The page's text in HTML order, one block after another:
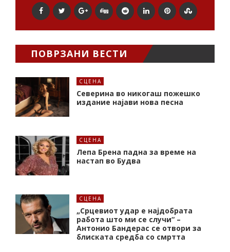
ПОВРЗАНИ ВЕСТИ
СЦЕНА
Северина во никогаш пожешко
издание најави нова песна
СЦЕНА
Лепа Брена падна за време на
настап во Будва
СЦЕНА
„Срцевиот удар е најдобрата
работа што ми се случи“ –
Антонио Бандерас се отвори за
блиската средба со смртта